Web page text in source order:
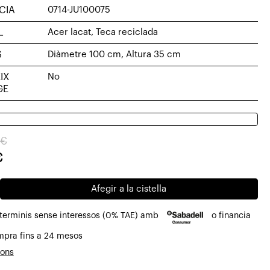
0714-JU100075
Acer lacat, Teca reciclada
Diàmetre 100 cm, Altura 35 cm
No
€
Afegir a la cistella
sense interessos (0% TAE) amb o financia
fins a 24 mesos